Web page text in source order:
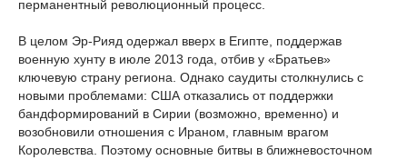
перманентный революционный процесс.
В целом Эр-Рияд одержал вверх в Египте, поддержав
военную хунту в июле 2013 года, отбив у «Братьев»
ключевую страну региона. Однако саудиты столкнулись с
новыми проблемами: США отказались от поддержки
бандформирований в Сирии (возможно, временно) и
возобновили отношения с Ираном, главным врагом
Королевства. Поэтому основные битвы в ближневосточном